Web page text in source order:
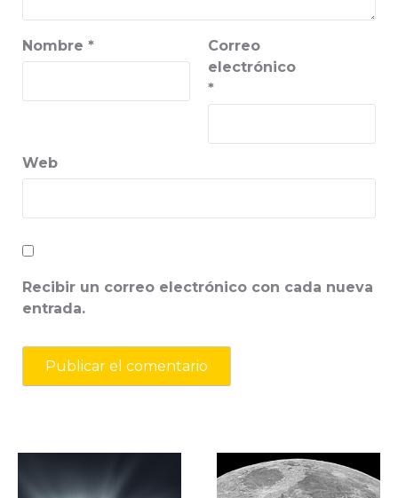
Nombre *
Correo
electrónico
*
Web
Recibir un correo electrónico con cada nueva
entrada.